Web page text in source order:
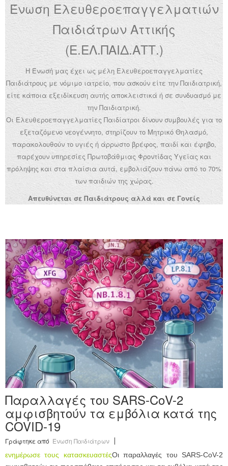
Ένωση Ελευθεροεπαγγελματιών
Παιδιάτρων Αττικής
(Ε.ΕΛ.ΠΑΙΔ.ΑΤΤ.)
Η Ένωσή μας έχει ως μέλη Ελευθεροεπαγγελματίες
Παιδιάτρους με νόμιμο ιατρείο, που ασκούν είτε την Παιδιατρική,
είτε κάποια εξειδίκευση αυτής αποκλειστικά ή σε συνδυασμό με
την Παιδιατρική.
Οι Ελευθεροεπαγγελματίες Παιδίατροι δίνουν συμβουλές για το
εξεταζόμενο νεογέννητο, στηρίζουν το Μητρικό Θηλασμό,
παρακολουθούν το υγιές ή άρρωστο βρέφος, παιδί και έφηβο,
παρέχουν υπηρεσίες Πρωτοβάθμιας Φροντίδας Υγείας και
πρόληψης και στα πλαίσια αυτά, εμβολιάζουν πάνω από το 70%
των παιδιών της χώρας.
Απευθύνεται σε Παιδιάτρους αλλά και σε Γονείς
Παραλλαγές του SARS-CoV-2
αμφισβητούν τα εμβόλια κατά της
COVID-19
Γράφτηκε από Ένωση Παιδιάτρων
ενημέρωσε τους κατασκευαστέςΟι παραλλαγές του SARS-CoV-2
Ανακοινώσεις
Εργαλεία για Παιδιάτρους
Χρήσιμα Links
Επεξεργασία Προφίλ